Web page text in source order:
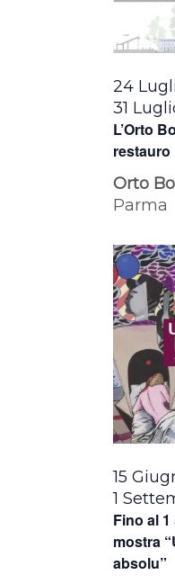
L’Orto
restauro
24
31
Orto
Parma
Fino al
mostra
absolu”
15
1